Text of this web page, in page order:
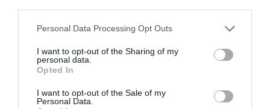
Personal Data Processing Opt Outs
I want to opt-out of the Sharing of my
personal data.
Opted In
I want to opt-out of the Sale of my
Personal Data.
NACIONAIS DE JOVENS